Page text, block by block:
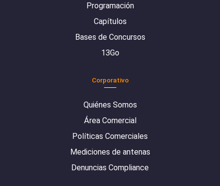
Programación
Capítulos
Bases de Concursos
13Go
Corporativo
Quiénes Somos
Área Comercial
Políticas Comerciales
Mediciones de antenas
Denuncias Compliance